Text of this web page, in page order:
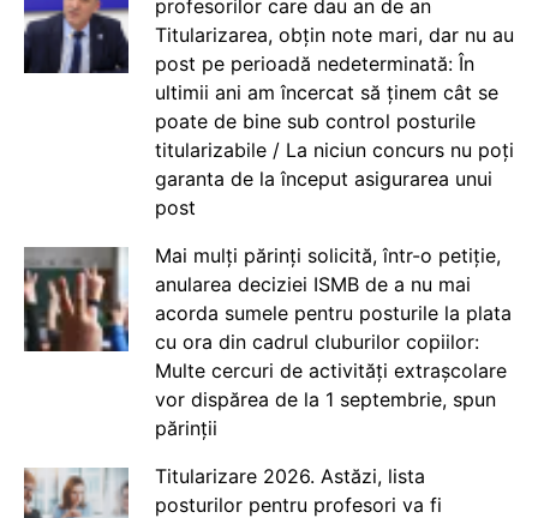
profesorilor care dau an de an
Titularizarea, obțin note mari, dar nu au
post pe perioadă nedeterminată: În
ultimii ani am încercat să ținem cât se
poate de bine sub control posturile
titularizabile / La niciun concurs nu poți
garanta de la început asigurarea unui
post
Mai mulți părinți solicită, într-o petiție,
anularea deciziei ISMB de a nu mai
acorda sumele pentru posturile la plata
cu ora din cadrul cluburilor copiilor:
Multe cercuri de activități extrașcolare
vor dispărea de la 1 septembrie, spun
părinții
Titularizare 2026. Astăzi, lista
posturilor pentru profesori va fi